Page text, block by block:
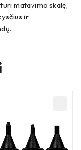
matavimo skalę,
ir